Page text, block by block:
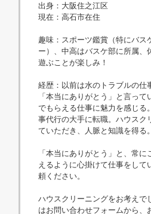
出身：大阪住之江区
現在：高石市在住
趣味：スポーツ鑑賞（特にバス
ー）、中高はバスケ部に所属、
遊ぶことが楽しみ！
経歴：以前は水のトラブルの仕
「本当にありがとう」と言っ
でもらえる仕事に魅力を感じる
事代行の大手に転職。ハウスク
ていただき、人脈と知識を得る
「本当にありがとう」と、常に
えるように心掛けて仕事をして
頼ください。
ハウスクリーニングをお考えで
はお問い合わせフォームから、